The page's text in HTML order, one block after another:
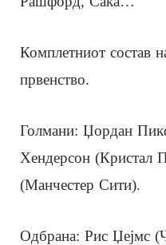
Комплетниот состав
првенство.
Голмани: Џордан
Хендерсон (Кристал
(Манчестер Сити).
Одбрана: Рис Џејмс